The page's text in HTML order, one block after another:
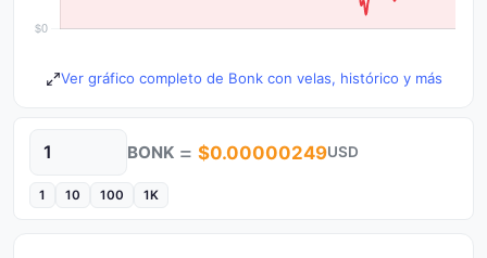
Ver gráfico completo de Bonk con velas, histórico y más
Cantidad BONK = $0.00000249USD
1 10 100 1K